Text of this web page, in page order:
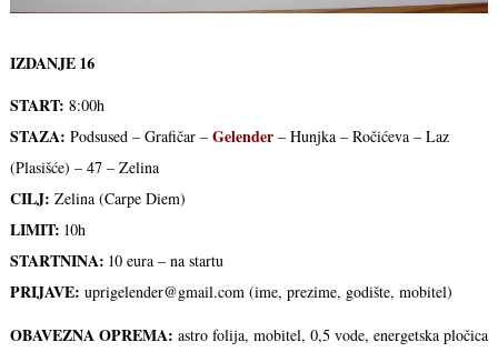
IZDANJE 16
START: 8:00h
STAZA: Podsused – Grafičar – Gelender – Hunjka – Ročićeva – Laz
(Plasišće) – 47 – Zelina
CILJ: Zelina (Carpe Diem)
LIMIT: 10h
STARTNINA: 10 eura – na startu
PRIJAVE: uprigelender@gmail.com (ime, prezime, godište, mobitel)
OBAVEZNA OPREMA: astro folija, mobitel, 0,5 vode, energetska pločica